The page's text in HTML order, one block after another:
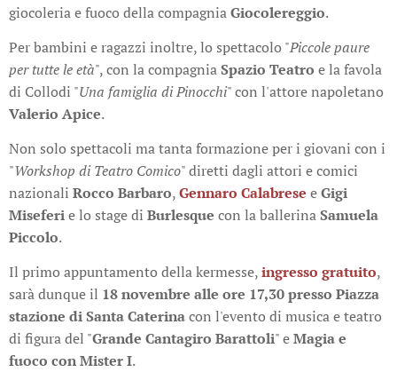
giocoleria e fuoco della compagniaGiocolereggio.
Per bambini e ragazzi inoltre, lo spettacolo "Piccole paure
per tutte le età", con la compagniaSpazio Teatro e la favola
di Collodi "Una famiglia di Pinocchi" con l'attore napoletano
Valerio Apice.
Non solo spettacoli ma tanta formazione per i giovani con i
"Workshop di Teatro Comico" diretti dagli attori e comici
nazionali Rocco Barbaro,Gennaro Calabrese eGigi
Miseferie lo stage di Burlesque con la ballerinaSamuela
Piccolo.
Il primo appuntamento della kermesse,ingresso gratuito,
sarà dunque il 18 novembre alle ore 17,30 presso Piazza
stazione di Santa Caterinacon l'evento di musica e teatro
di figura del "Grande Cantagiro Barattoli" eMagia e
fuoco con Mister I.